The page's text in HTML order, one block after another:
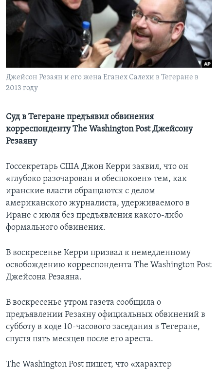
Learning English
СОЦИАЛЬНЫЕ СЕТИ
Языки
Джейсон Резаян и его жена Еганех Салехи в Тегеране в
2013 году
Суд в Тегеране предъявил обвинения
корреспонденту The Washington Post Джейсону
Резаяну
Госсекретарь США Джон Керри заявил, что он
«глубоко разочарован и обеспокоен» тем, как
иранские власти обращаются с делом
американского журналиста, удерживаемого в
Иране с июля без предъявления какого-либо
формального обвинения.
В воскресенье Керри призвал к немедленному
освобождению корреспондента The Washington Post
Джейсона Резаяна.
В воскресенье утром газета сообщила о
предъявлении Резаяну официальных обвинений в
субботу в ходе 10-часового заседания в Тегеране,
спустя пять месяцев после его ареста.
The Washington Post пишет, что «характер